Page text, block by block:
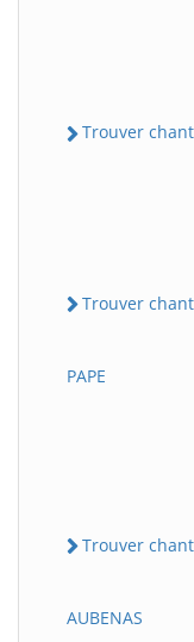
Trouver
Trouver
PAPE
Trouver
AUBENAS